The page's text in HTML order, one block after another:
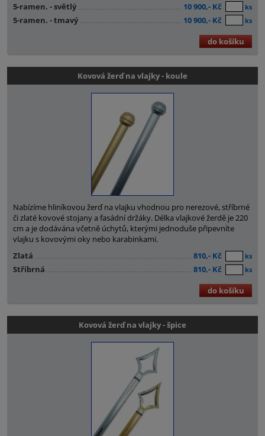
5-ramen. - světlý 10 900,- Kč ks
5-ramen. - tmavý 10 900,- Kč ks
do košíku
Kovová žerď na vlajky - koule
Nabízíme hliníkovou žerď na vlajku vhodnou pro nerezové, stříbrné
či zlaté kovové stojany a fasádní držáky. Délka vlajkové žerdě je 220
cm a je dodávána včetně úchytů, kterými jednoduše připevníte
vlajku s kovovými oky nebo karabinkami.
Zlatá
810,- Kč ks
Stříbrná 810,- Kč ks
do košíku
Kovová žerď na vlajky - špice